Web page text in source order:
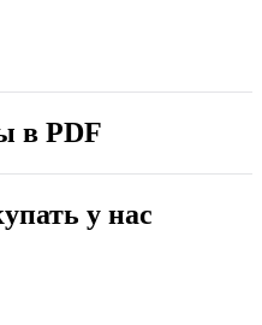
в PDF
у нас